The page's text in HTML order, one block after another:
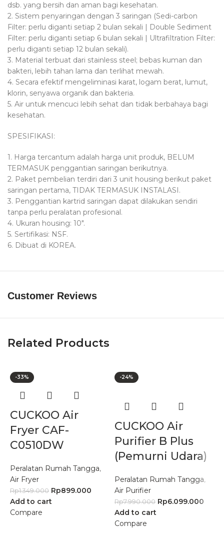
dsb. yang bersih dan aman bagi kesehatan.
2. Sistem penyaringan dengan 3 saringan (Sedi-carbon
Filter: perlu diganti setiap 2 bulan sekali | Double Sediment
Filter: perlu diganti setiap 6 bulan sekali | Ultrafiltration Filter:
perlu diganti setiap 12 bulan sekali).
3. Material terbuat dari stainless steel; bebas kuman dan
bakteri, lebih tahan lama dan terlihat mewah.
4. Secara efektif mengeliminasi karat, logam berat, lumut,
klorin, senyawa organik dan bakteria.
5. Air untuk mencuci lebih sehat dan tidak berbahaya bagi
kesehatan.
SPESIFIKASI:
1. Harga tercantum adalah harga unit produk, BELUM
TERMASUK penggantian saringan berikutnya.
2. Paket pembelian terdiri dari 3 unit housing berikut paket
saringan pertama, TIDAK TERMASUK INSTALASI.
3. Penggantian kartrid saringan dapat dilakukan sendiri
tanpa perlu peralatan profesional.
4. Ukuran housing: 10″.
5. Sertifikasi: NSF.
6. Dibuat di KOREA.
Customer Reviews
Related Products
-33%
CUCKOO Air
Fryer CAF-
C0510DW
Peralatan Rumah Tangga,
Air Fryer
Rp1.349.000 Rp899.000
Add to cart
Compare
-24%
CUCKOO Air
Purifier B Plus
(Pemurni Udara)
Peralatan Rumah Tangga,
Air Purifier
Rp7.990.000 Rp6.099.000
Add to cart
Compare